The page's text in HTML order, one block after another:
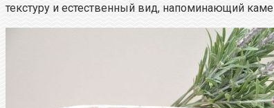
текстуру и естественный вид, напоминающий